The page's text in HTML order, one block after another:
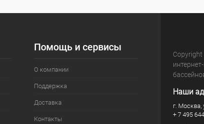
Помощь и сервисы
О компании
Поддержка
Доставка
Контакты
Наши
г. Москва,
+ 7 495